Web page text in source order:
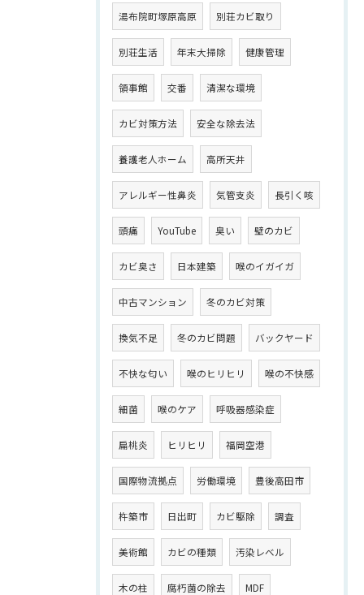
湯布院町塚原高原 別荘カビ取り
別荘生活 年末大掃除 健康管理
領事館 交番 清潔な環境
カビ対策方法 安全な除去法
養護老人ホーム 高所天井
アレルギー性鼻炎 気管支炎 長引く咳
頭痛 YouTube 臭い 壁のカビ
カビ臭さ 日本建築 喉のイガイガ
中古マンション 冬のカビ対策
換気不足 冬のカビ問題 バックヤード
不快な匂い 喉のヒリヒリ 喉の不快感
細菌 喉のケア 呼吸器感染症
扁桃炎 ヒリヒリ 福岡空港
国際物流拠点 労働環境 豊後高田市
杵築市 日出町 カビ駆除 調査
美術館 カビの種類 汚染レベル
木の柱 腐朽菌の除去 MDF